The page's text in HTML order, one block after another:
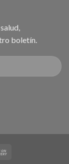
boletín.